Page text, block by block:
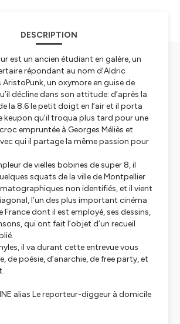
DESCRIPTION
est un ancien étudiant en galère, un
répondant au nom d’Aldric
AristoPunk, un oxymore en guise de
décline dans son attitude: d’après la
la 8.6 le petit doigt en l’air et il porta
keupon qu’il troqua plus tard pour une
empruntée à Georges Méliès et
qui il partage la même passion pour
de vielles bobines de super 8, il
squats de la ville de Montpellier
non identifiés, et il vient
l’un des plus important cinéma
France dont il est employé, ses dessins,
qui ont fait l’objet d’un recueil
il va durant cette entrevue vous
de poésie, d’anarchie, de free party, et
alias Le reporteur-diggeur à domicile